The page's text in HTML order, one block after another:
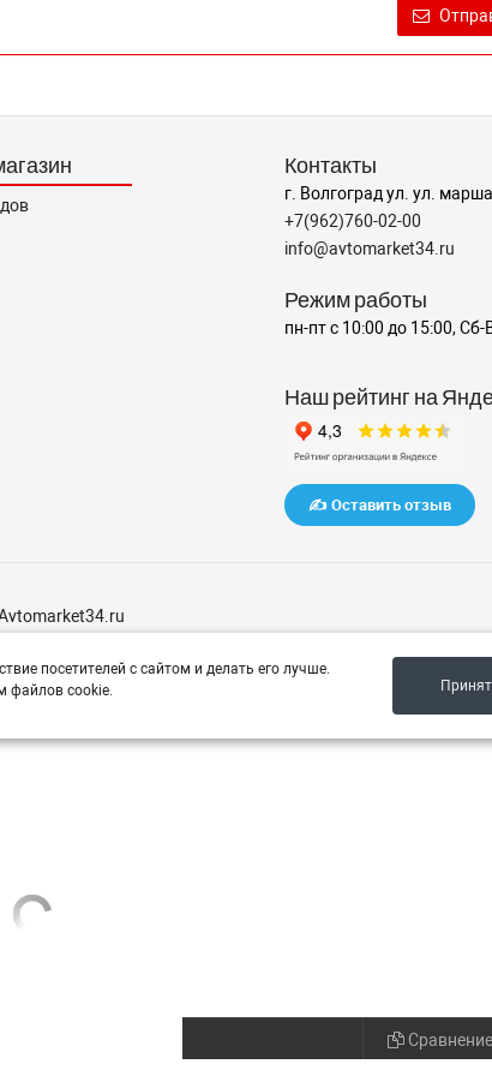
Контакты
г. Волгоград ул. ул.
+7(962)760-02-00
info@avtomarket34.ru
Режим работы
пн-пт с 10:00 до 15:00,
Наш рейтинг на
✍️ Оставить отзыв
посетителей с сайтом и делать его лучше.
файлов cookie.
Сравнение